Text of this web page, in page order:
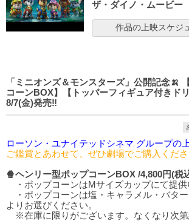
ザ・ダイノ・ムービー
作品の上映スケジ
「ミニオンズ＆モンスターズ」公開記念🍌
コーンBOX】【トッパーフィギュア付きド
8/7(金)発売‼️
ローソン・ユナイテッドシネマ グループの
ご鑑賞とあわせて、ぜひ劇場でご購入くだ
🍿ヘンリー型ポップコーンBOX /4,800円(税
・ポップコーンはMサイズカップにて提供
・ポップコーンは塩・キャラメル・バタ
よりお選びください。
※在庫に限りがございます。なくなり次第